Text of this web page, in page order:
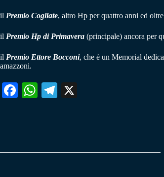
il Premio Cogliate, altro Hp per quattro anni ed
il Premio Hp di Primavera (principale) ancora per
il Premio Ettore Bocconi, che è un Memorial
amazzoni.
Fa W
pp
Te
m